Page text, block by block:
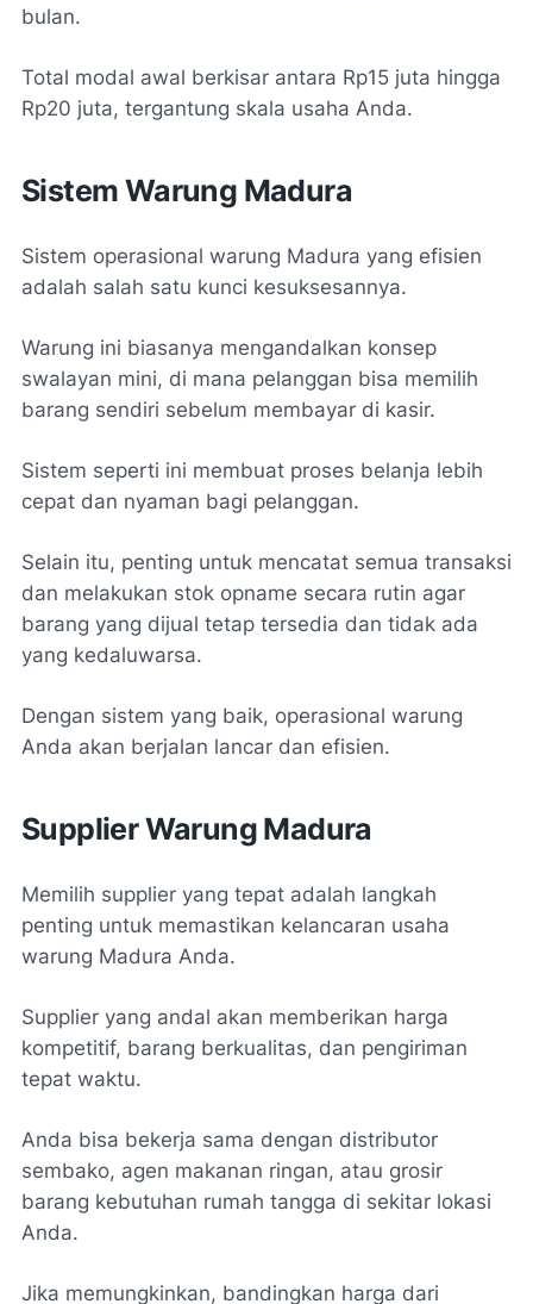
bulan.
Total modal awal berkisar antara Rp15 juta hingga
Rp20 juta, tergantung skala usaha Anda.
Sistem Warung Madura
Sistem operasional warung Madura yang efisien
adalah salah satu kunci kesuksesannya.
Warung ini biasanya mengandalkan konsep
swalayan mini, di mana pelanggan bisa memilih
barang sendiri sebelum membayar di kasir.
Sistem seperti ini membuat proses belanja lebih
cepat dan nyaman bagi pelanggan.
Selain itu, penting untuk mencatat semua transaksi
dan melakukan stok opname secara rutin agar
barang yang dijual tetap tersedia dan tidak ada
yang kedaluwarsa.
Dengan sistem yang baik, operasional warung
Anda akan berjalan lancar dan efisien.
Supplier Warung Madura
Memilih supplier yang tepat adalah langkah
penting untuk memastikan kelancaran usaha
warung Madura Anda.
Supplier yang andal akan memberikan harga
kompetitif, barang berkualitas, dan pengiriman
tepat waktu.
Anda bisa bekerja sama dengan distributor
sembako, agen makanan ringan, atau grosir
barang kebutuhan rumah tangga di sekitar lokasi
Anda.
Jika memungkinkan, bandingkan harga dari